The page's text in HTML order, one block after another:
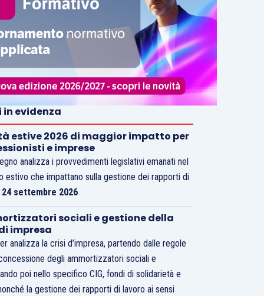
in evidenza
estive 2026 di maggior impatto per
e imprese
analizza i provvedimenti legislativi emanati nel
estivo che impattano sulla gestione dei rapporti di
24 settembre 2026
sociali e gestione della
impresa
analizza la crisi d’impresa, partendo dalle regole
degli ammortizzatori sociali e
poi nello specifico CIG, fondi di solidarietà e
la gestione dei rapporti di lavoro ai sensi